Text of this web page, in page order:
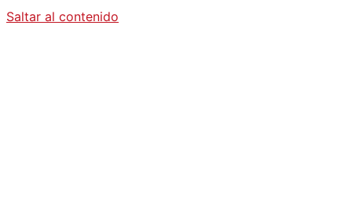
Saltar al contenido